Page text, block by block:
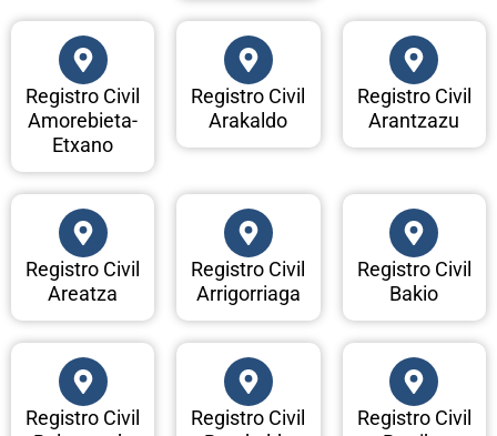
Registro Civil
Amorebieta-
Etxano
Registro Civil
Arakaldo
Registro Civil
Arantzazu
Registro Civil
Areatza
Registro Civil
Arrigorriaga
Registro Civil
Bakio
Registro Civil
Registro Civil
Registro Civil